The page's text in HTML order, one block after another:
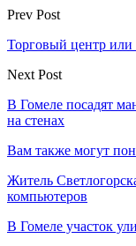
Prev Post
Торговый центр или
Next Post
В Гомеле посадят
на стенах
Вам также могут
Житель
компьютеров
В Гомеле участок